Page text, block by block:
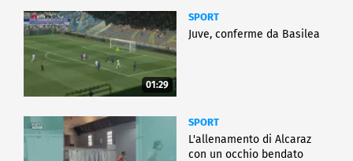
01:29
SPORT
Juve, conferme da Basilea
SPORT
L'allenamento di Alcaraz
con un occhio bendato